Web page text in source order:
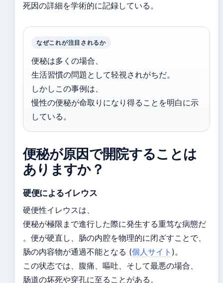
死因の詳細を学術的に記録している。
なぜこれが注目されるか
便秘は多くの場合、
生活習慣の問題として轻視されがちだ。
しかしこの事例は、
慢性の便秘が命取りになり得ることを明白に示
している。
便秘が原因で開院することは
ありますか？
硬便によるイレウス
硬便性イレウスは、
便秘が極限まで進行した際に発生する重笃な病態だ
。便が硬直し、肠の内腔を物理的に闭ざすことで、
肠の内容物が通過不能となる (個人サイト )。
この状态では、腹痛、嘔吐、そして最悪の場合、
肠道の坏死や穿孔に至ることがある。